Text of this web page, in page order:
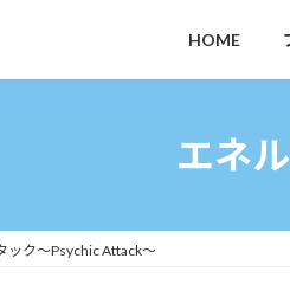
HOME
エネ
ック～Psychic Attack～